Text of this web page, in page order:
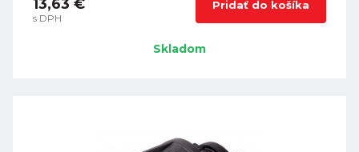
13,63 €
s DPH
Pridať do košíka
Skladom